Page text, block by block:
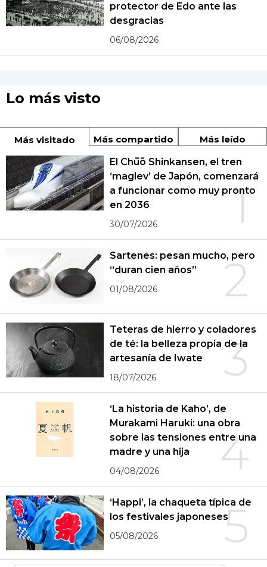
protector de Edo ante las
desgracias
06/08/2026
Lo más visto
Más visitado Más compartido Más leído
1
El Chūō Shinkansen, el tren
‘maglev’ de Japón, comenzará
a funcionar como muy pronto
en 2036
30/07/2026
2
Sartenes: pesan mucho, pero
“duran cien años”
01/08/2026
3
Teteras de hierro y coladores
de té: la belleza propia de la
artesanía de Iwate
18/07/2026
4
‘La historia de Kaho’, de
Murakami Haruki: una obra
sobre las tensiones entre una
madre y una hija
04/08/2026
5
‘Happi’, la chaqueta típica de
los festivales japoneses
05/08/2026